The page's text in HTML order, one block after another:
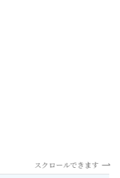
スクロールできます